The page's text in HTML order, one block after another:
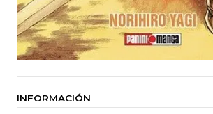
INFORMACIÓN